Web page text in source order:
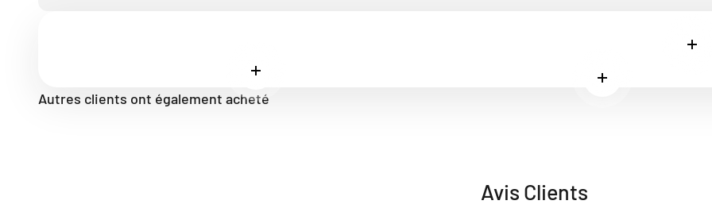
En savoir plus
En savoir plus
Autres clients ont également acheté
Avis Clients